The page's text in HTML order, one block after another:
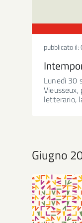
pubblicato il:
Lunedì 30
letterario,
Giugno